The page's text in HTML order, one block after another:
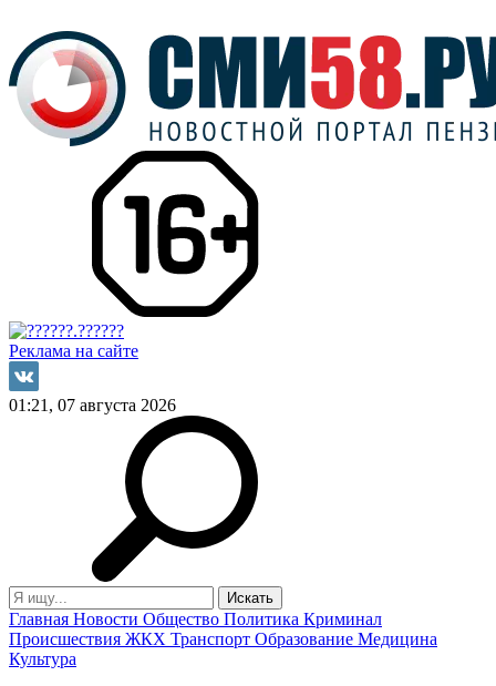
Реклама на сайте
01:21, 07 августа 2026
Главная Новости Общество Политика Криминал
Происшествия ЖКХ Транспорт Образование Медицина
Культура